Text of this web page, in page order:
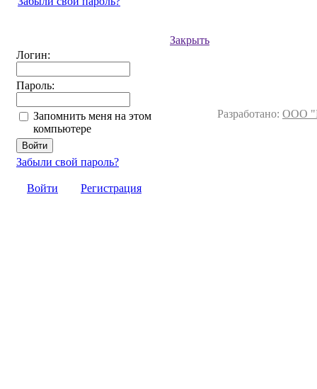
Закрыть
Логин:
Пароль:
Запомнить меня на этом
компьютере
Забыли свой пароль?
Войти Регистрация
Разработано: ООО